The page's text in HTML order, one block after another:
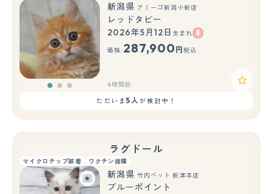
もっと見る
新潟県 アミーゴ新潟小新店
レッドタビー
2026年5月12日 生まれ
価格: 287,900 円 税込
4時間前
ただいま 5人が検討中！
ラグドール
マイクロチップ装着 ワクチン接種
新潟県 竹内ペット 新津本店
ブルーポイント